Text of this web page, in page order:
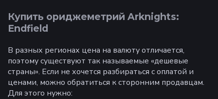
Купить ориджеметрий Arknights:
Endfield
В разных регионах цена на валюту отличается,
поэтому существуют так называемые «дешевые
страны». Если не хочется разбираться с оплатой и
ценами, можно обратиться к сторонним продавцам.
Для этого нужно: